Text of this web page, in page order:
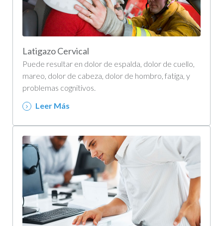
Latigazo Cervical
Puede resultar en dolor de espalda, dolor de cuello,
mareo, dolor de cabeza, dolor de hombro, fatiga, y
problemas cognitivos.
Leer Más